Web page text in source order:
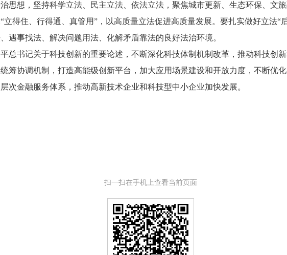
想，坚持科学立法、民主立法、依法立法，聚焦城市更新、生态环保、文
得住、行得通、真管用”，以高质量立法促进高质量发展。要扎实做好立法“
遇事找法、解决问题用法、化解矛盾靠法的良好法治环境。
书记关于科技创新的重要论述，不断深化科技体制机制改革，推动科技创
筹协调机制，打造高能级创新平台，加大应用场景建设和开放力度，不断优
次金融服务体系，推动高新技术企业和科技型中小企业加快发展。
扫一扫在手机上查看当前页面